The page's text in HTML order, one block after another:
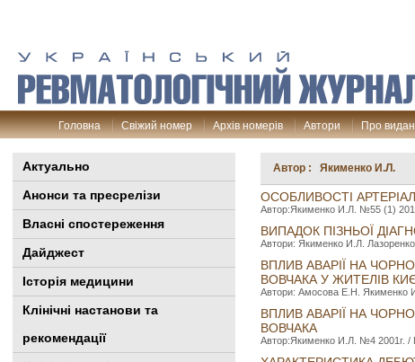
Головна Свіжий номер Архів номерів Автори Про
Актуально
Анонси та пресрелізи
Власні спостереження
Дайджест
Історія медицини
Клінiчні настанови та
рекомендації
Автор : Якименко И.Л.
ОСОБЛИВОСТІ
Автор:Якименко И.Л. №55 (1)
ВИПАДОК ПІЗНЬОЇ
Автори: Якименко И.Л.
ВПЛИВ АВАРІЇ НА
ВОВЧАКА У ЖИТЕЛІВ
Автори: Амосова Е.Н. Якименко
ВПЛИВ АВАРІЇ НА
ВОВЧАКА
Автор:Якименко И.Л. №4 2001г. /